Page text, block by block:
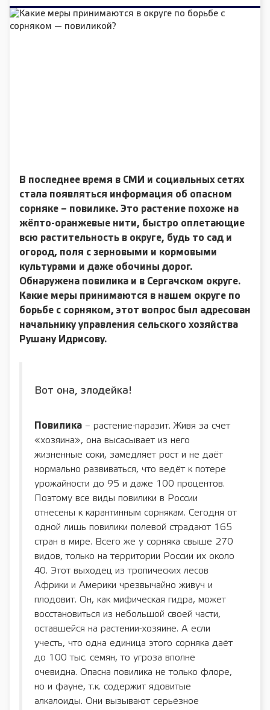
В последнее время в СМИ и социальных сетях
стала появляться информация об опасном
сорняке – повилике. Это растение похоже на
жёлто-оранжевые нити, быстро оплетающие
всю растительность в округе, будь то сад и
огород, поля с зерновыми и кормовыми
культурами и даже обочины дорог.
Обнаружена повилика и в Сергачском округе.
Какие меры принимаются в нашем округе по
борьбе с сорняком, этот вопрос был адресован
начальнику управления сельского хозяйства
Рушану Идрисову.
Вот она, злодейка!
Повилика – растение-паразит. Живя за счет
«хозяина», она высасывает из него
жизненные соки, замедляет рост и не даёт
нормально развиваться, что ведёт к потере
урожайности до 95 и даже 100 процентов.
Поэтому все виды повилики в России
отнесены к карантинным сорнякам. Сегодня от
одной лишь повилики полевой страдают 165
стран в мире. Всего же у сорняка свыше 270
видов, только на территории России их около
40. Этот выходец из тропических лесов
Африки и Америки чрезвычайно живуч и
плодовит. Он, как мифическая гидра, может
восстановиться из небольшой своей части,
оставшейся на растении-хозяине. А если
учесть, что одна единица этого сорняка даёт
до 100 тыс. семян, то угроза вполне
очевидна. Опасна повилика не только флоре,
но и фауне, т.к. содержит ядовитые
алкалоиды. Они вызывают серьёзное